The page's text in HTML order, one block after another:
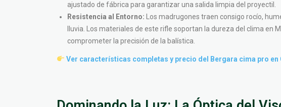
ajustado de fábrica para garantizar una salida limpia del proyectil.
Resistencia al Entorno: Los madrugones traen consigo rocío,
lluvia. Los materiales de este rifle soportan la dureza del clima en
comprometer la precisión de la balística.
Ver características completas y precio del Bergara cima pro en